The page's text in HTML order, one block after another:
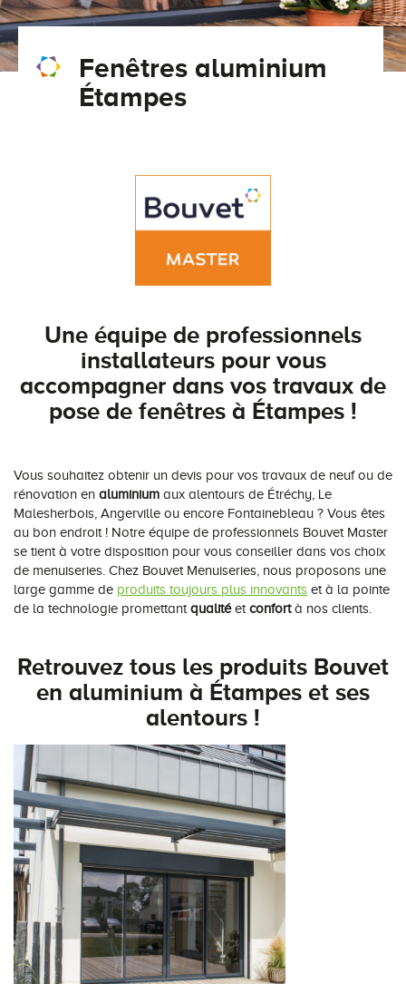
Fenêtres aluminium
Étampes
Une équipe de professionnels
installateurs pour vous
accompagner dans vos travaux de
pose de fenêtres à Étampes !
Vous souhaitez obtenir un devis pour vos travaux de neuf ou de
rénovation en aluminium aux alentours de Étréchy, Le
Malesherbois, Angerville ou encore Fontainebleau ? Vous êtes
au bon endroit ! Notre équipe de professionnels Bouvet Master
se tient à votre disposition pour vous conseiller dans vos choix
de menuiseries. Chez Bouvet Menuiseries, nous proposons une
large gamme de produits toujours plus innovants et à la pointe
de la technologie promettant qualitéet confortà nos clients.
Retrouvez tous les produits Bouvet
en aluminium à Étampes et ses
alentours !
Conseils pour choisir
Demander un devis
Télécharger le catalogue
Tous nos accessoires volets roulants
Tous nos accessoires volets battants
Télécharger le catalogue
Classique
Accessoires
Conseils pour choisir
Télécharger le catalogue